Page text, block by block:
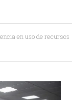
en uso de recursos